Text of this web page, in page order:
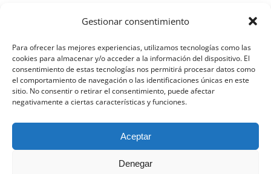
Gestionar consentimiento
Para ofrecer las mejores experiencias, utilizamos tecnologías como las
cookies para almacenar y/o acceder a la información del dispositivo. El
consentimiento de estas tecnologías nos permitirá procesar datos como
el comportamiento de navegación o las identificaciones únicas en este
sitio. No consentir o retirar el consentimiento, puede afectar
negativamente a ciertas características y funciones.
Aceptar
Denegar
Política de protección de datos